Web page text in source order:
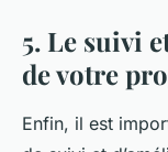
5. Le suivi
de votre
Enfin, il est